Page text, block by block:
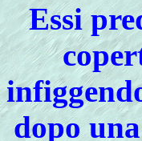
Essi
dopo